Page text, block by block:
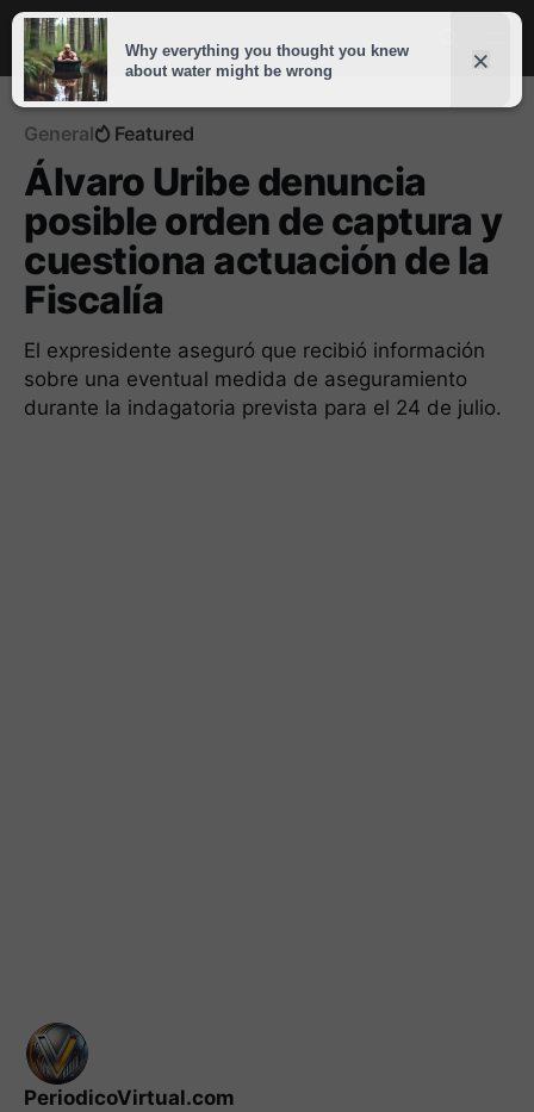
General Featured
Álvaro Uribe denuncia
posible orden de captura y
cuestiona actuación de la
Fiscalía
El expresidente aseguró que recibió información
sobre una eventual medida de aseguramiento
durante la indagatoria prevista para el 24 de julio.
PeriodicoVirtual.com